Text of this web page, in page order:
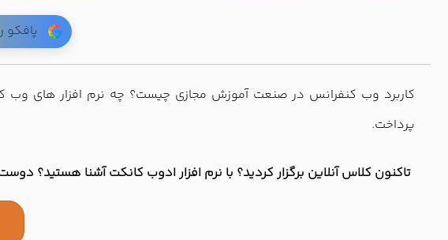
پافکو
کاربرد وب کنفرانس در صنعت آموزش مجازی چیست؟ چه نرم افزار های وب
پرداخت.
تاکنون کلاس آنلاین برگزار کردید؟ با نرم افزار ادوب کانکت آشنا هستید؟